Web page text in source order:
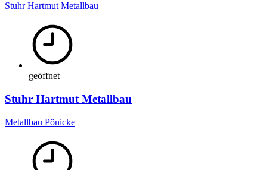
Stuhr Hartmut Metallbau
geöffnet
Stuhr Hartmut Metallbau
Metallbau Pönicke